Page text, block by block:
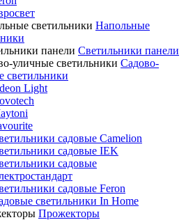
Напольные
Светильники панели
Садово-
светильники
Light
садовые Camelion
садовые IEK
садовые
садовые Feron
светильники In Home
Прожекторы